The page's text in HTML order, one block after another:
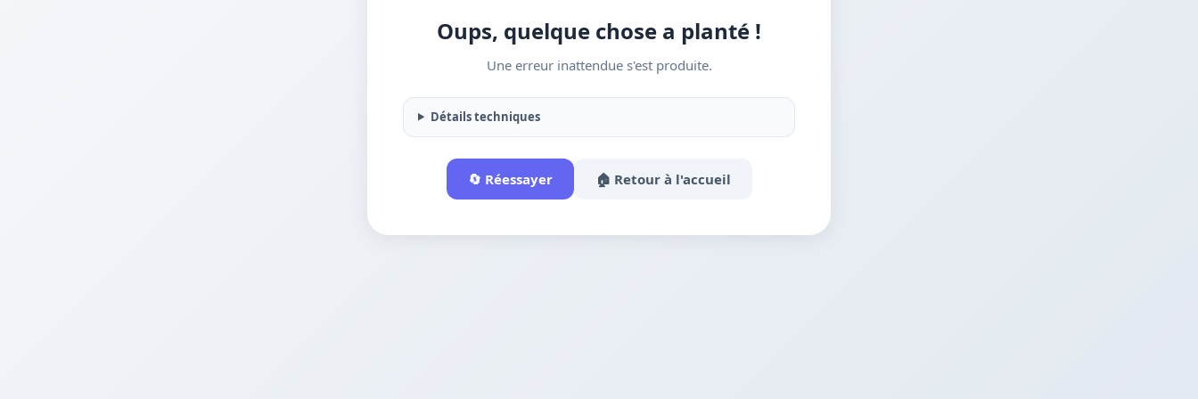
Oups, quelque chose a planté !
Une erreur inattendue s'est produite.
Détails techniques
🔄 Réessayer 🏠 Retour à l'accueil